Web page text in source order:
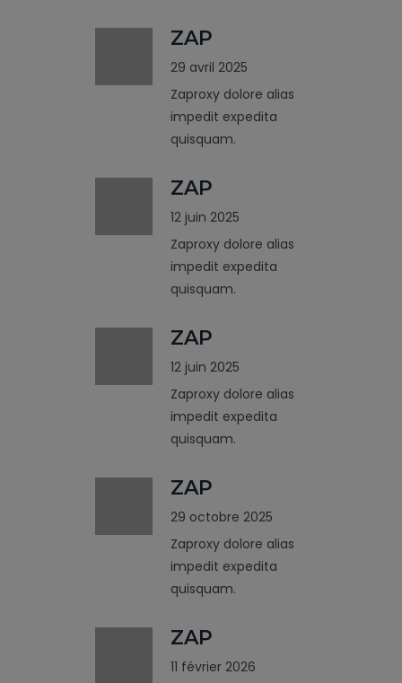
ZAP
29 avril 2025
Zaproxy dolore alias
impedit expedita
quisquam.
ZAP
12 juin 2025
Zaproxy dolore alias
impedit expedita
quisquam.
ZAP
12 juin 2025
Zaproxy dolore alias
impedit expedita
quisquam.
ZAP
29 octobre 2025
Zaproxy dolore alias
impedit expedita
quisquam.
ZAP
11 février 2026